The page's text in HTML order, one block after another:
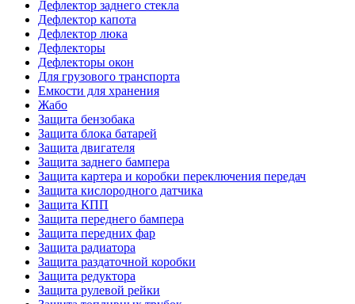
Дефлектор заднего стекла
Дефлектор капота
Дефлектор люка
Дефлекторы
Дефлекторы окон
Для грузового транспорта
Емкости для хранения
Жабо
Защита бензобака
Защита блока батарей
Защита двигателя
Защита заднего бампера
Защита картера и коробки переключения передач
Защита кислородного датчика
Защита КПП
Защита переднего бампера
Защита передних фар
Защита радиатора
Защита раздаточной коробки
Защита редуктора
Защита рулевой рейки